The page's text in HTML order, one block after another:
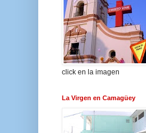
click en la imagen
La Virgen en Camagüey